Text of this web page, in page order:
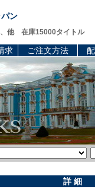
ン
、他 在庫15000タイトル
求 ご注文方法
詳 細